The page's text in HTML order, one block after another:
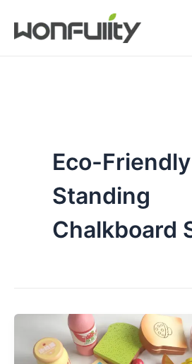
para
Eco-Friendly
Standing
Chalkboard